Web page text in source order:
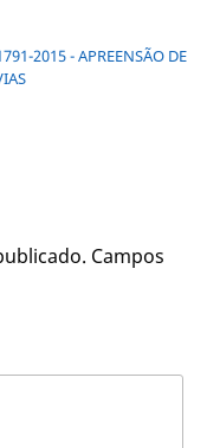
2015 - APREENSÃO DE
Campos